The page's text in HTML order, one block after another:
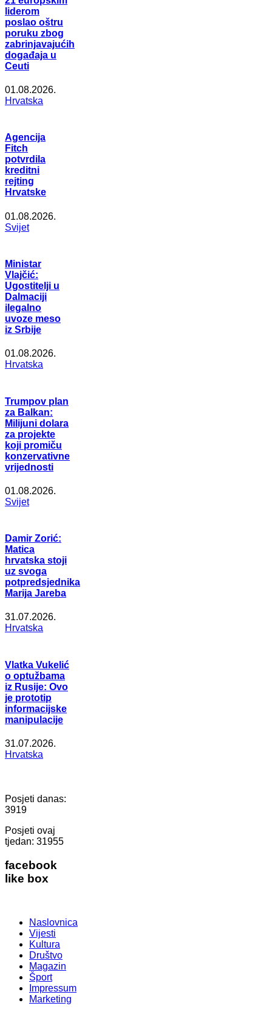
liderom
poslao oštru
poruku zbog
zabrinjavajućih
događaja u
Ceuti
01.08.2026.
Hrvatska
Agencija
Fitch
potvrdila
kreditni
rejting
Hrvatske
01.08.2026.
Svijet
Ministar
Vlajčić:
Ugostitelji u
Dalmaciji
ilegalno
uvoze meso
iz Srbije
01.08.2026.
Hrvatska
Trumpov plan
za Balkan:
Milijuni dolara
za projekte
koji promiču
konzervativne
vrijednosti
01.08.2026.
Svijet
Damir Zorić:
Matica
hrvatska stoji
uz svoga
potpredsjednika
Marija Jareba
31.07.2026.
Hrvatska
Vlatka Vukelić
o optužbama
iz Rusije: Ovo
je prototip
informacijske
manipulacije
31.07.2026.
Hrvatska
Posjeti danas:
3919
Posjeti ovaj
tjedan: 31955
facebook
like box
Naslovnica
Vijesti
Kultura
Društvo
Magazin
Šport
Impressum
Marketing